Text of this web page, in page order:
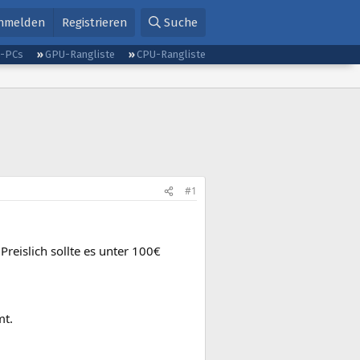
Registrieren Suche
PCs GPU-Rangliste
CPU-Rangliste
#1
sollte es unter 100€